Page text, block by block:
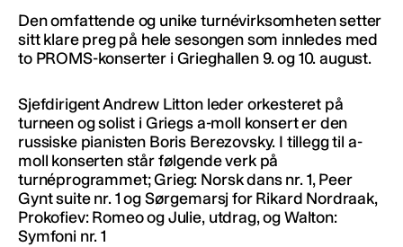
Den omfattende og unike turnévirksomheten setter
sitt klare preg på hele sesongen som innledes med
to PROMS-konserter i Grieghallen 9. og 10. august.
Sjefdirigent Andrew Litton leder orkesteret på
turneen og solist i Griegs a-moll konsert er den
russiske pianisten Boris Berezovsky. I tillegg til a-
moll konserten står følgende verk på
turnéprogrammet; Grieg: Norsk dans nr. 1, Peer
Gynt suite nr. 1 og Sørgemarsj for Rikard Nordraak,
Prokofiev: Romeo og Julie, utdrag, og Walton:
Symfoni nr. 1